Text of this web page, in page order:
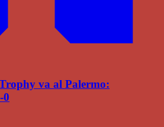
va al Palermo:
0